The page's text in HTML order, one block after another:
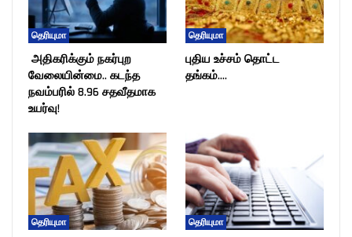
தெரியுமா
அதிகரிக்கும் நகர்புற
வேலையின்மை.. கடந்த
நவம்பரில் 8.96 சதவீதமாக
உயர்வு!
தெரியுமா
புதிய உச்சம் தொட்ட
தங்கம்….
தெரியுமா தெரியுமா